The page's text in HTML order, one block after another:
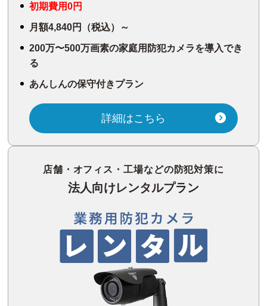
初期費用0円
月額4,840円（税込）～
200万〜500万画素の家庭用防犯カメラを導入でき
る
あんしんの保守付きプラン
詳細はこちら
店舗・オフィス・工場などの防犯対策に
法人向けレンタルプラン